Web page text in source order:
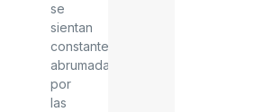
se
sientan
constantemente
abrumadas
por
las